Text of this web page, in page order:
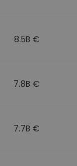
8.5B €
7.8B €
7.7B €